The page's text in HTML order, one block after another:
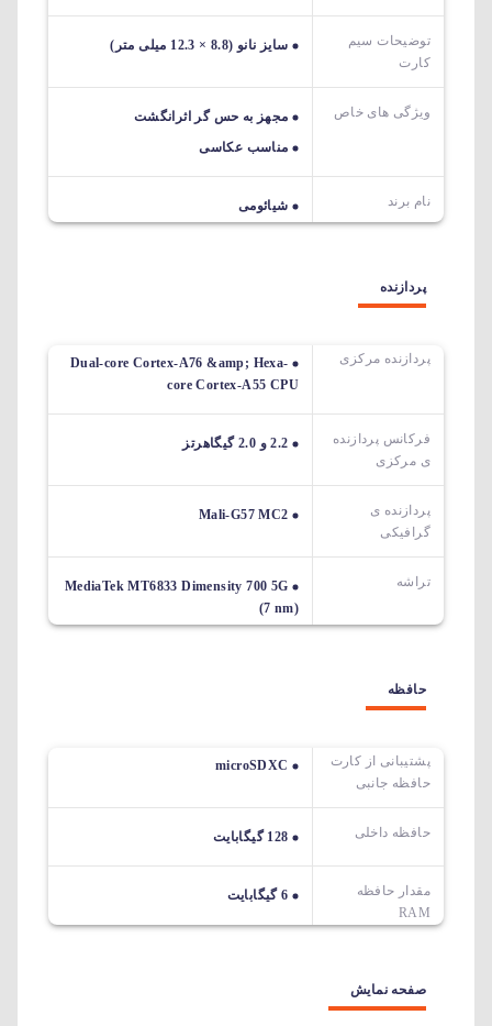
توضیحات سیم
کارت
سایز نانو (8.8 × 12.3 میلی متر)
ویژگی های خاص
مجهز به حس گر اثرانگشت
مناسب عکاسی
نام برند شیائومی
پردازنده
پردازنده مرکزی
Dual-core Cortex-A76 &amp; Hexa-
core Cortex-A55 CPU
فرکانس پردازنده
ی مرکزی
2.2 و 2.0 گیگاهرتز
پردازنده ی
گرافیکی
Mali-G57 MC2
تراشه
MediaTek MT6833 Dimensity 700 5G
(7 nm)
حافظه
پشتیبانی از کارت
حافظه جانبی
microSDXC
حافظه داخلی 128 گیگابایت
مقدار حافظه
RAM
6 گیگابایت
صفحه نمایش